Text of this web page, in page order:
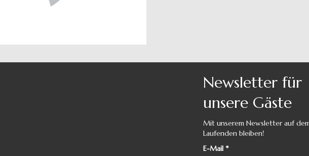
Newsletter für
unsere Gäste
Mit unserem Newsletter auf
Laufenden bleiben!
E-Mail *